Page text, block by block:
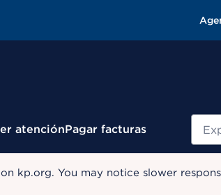
atenciónPagar facturas
kp.org. You may notice slower